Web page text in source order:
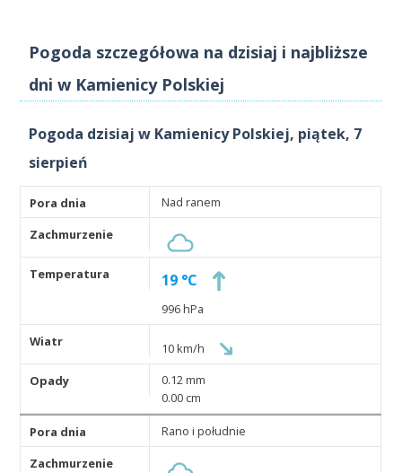
Pogoda szczegółowa na dzisiaj i najbliższe
dni w Kamienicy Polskiej
Pogoda dzisiaj w Kamienicy Polskiej, piątek, 7
sierpień
Nad ranem
19 °C
996 hPa
10 km/h
0.12 mm
0.00 cm
Rano i południe